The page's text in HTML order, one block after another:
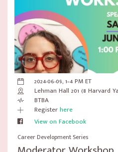
2024-06-09, 1–4 PM ET
Lehman Hall 201 (8 Harvard
BTBA
Registerhere
View on Facebook
Career Development Series